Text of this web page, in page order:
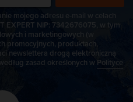
mojego adresu e-mail w celach
EXPERT NIP: 7342676075, w tym
i marketingowych (w
promocyjnych, produktach,
newslettera drogą elektroniczną
zasad określonych w Polityce